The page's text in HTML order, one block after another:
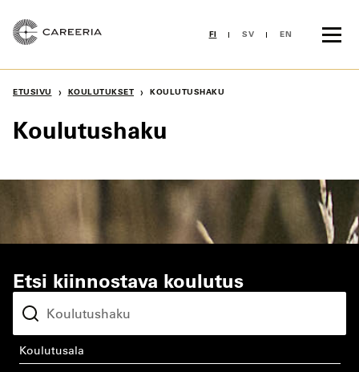
sisältöön
FI SV EN
ETUSIVU › KOULUTUKSET › KOULUTUSHAKU
Koulutushaku
Etsi kiinnostava koulutus
koulutusala